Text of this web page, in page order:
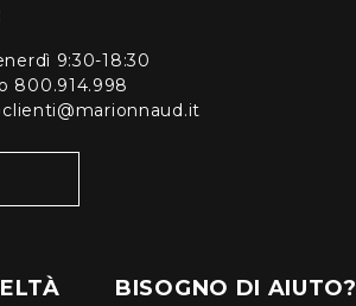
9:30-18:30
800.914.998
BISOGNO DI AIUTO?